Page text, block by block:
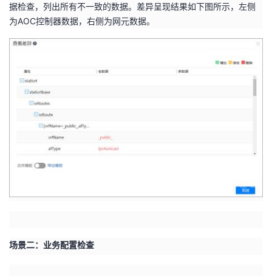
证
实
验
的
收
藏
持
建
议
据检查，列出所有不一致的数据。差异呈现结果如下图所示，左侧
为AOC控制器数据，右侧为网元数据。
场景二：业务配置检查